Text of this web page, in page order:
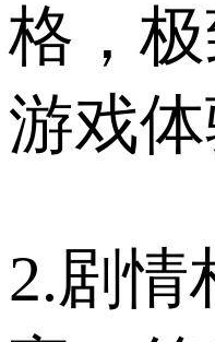
格，
游戏
2.剧情